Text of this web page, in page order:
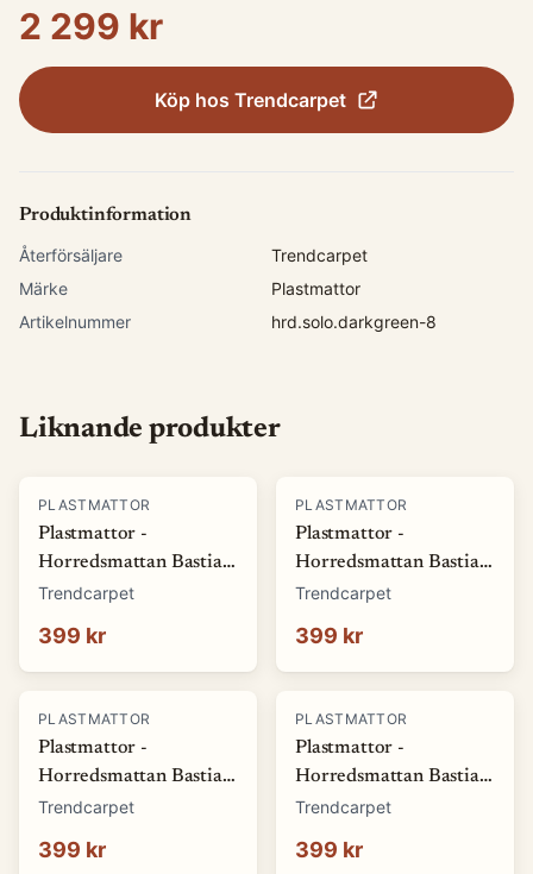
2 299 kr
Köp hos Trendcarpet
Produktinformation
Återförsäljare
Trendcarpet
Märke
Plastmattor
Artikelnummer
hrd.solo.darkgreen-8
Liknande produkter
PLASTMATTOR
Plastmattor -
Horredsmattan Bastian
(grön) (Storlek: 70 x 50
Trendcarpet
399 kr
PLASTMATTOR
Plastmattor -
Horredsmattan Bastian
(röd) (Storlek: 70 x 50
Trendcarpet
399 kr
PLASTMATTOR
Plastmattor -
Horredsmattan Bastian
(blå) (Storlek: 70 x 50
Trendcarpet
399 kr
PLASTMATTOR
Plastmattor -
Horredsmattan Bastian
(brun) (Storlek: 70 x 50
Trendcarpet
399 kr